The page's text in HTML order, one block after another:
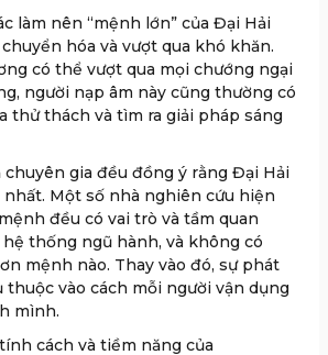
làm nên “mệnh lớn” của Đại Hải
hóa và vượt qua khó khăn.
có thể vượt qua mọi chướng ngại
người nạp âm này cũng thường có
thử thách và tìm ra giải pháp sáng
gia đều đồng ý rằng Đại Hải
Một số nhà nghiên cứu hiện
đều có vai trò và tầm quan
thống ngũ hành, và không có
mệnh nào. Thay vào đó, sự phát
vào cách mỗi người vận dụng
mình.
cách và tiềm năng của